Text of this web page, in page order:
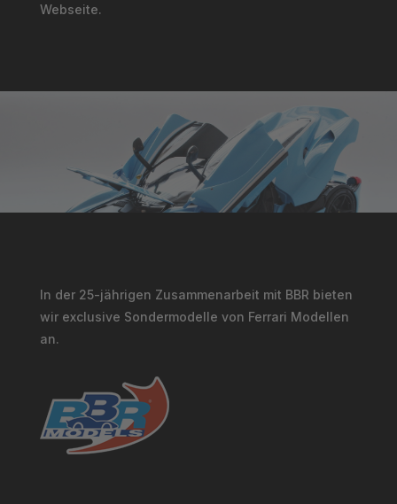
Webseite.
In der 25-jährigen Zusammenarbeit mit BBR bieten
wir exclusive Sondermodelle von Ferrari Modellen
an.